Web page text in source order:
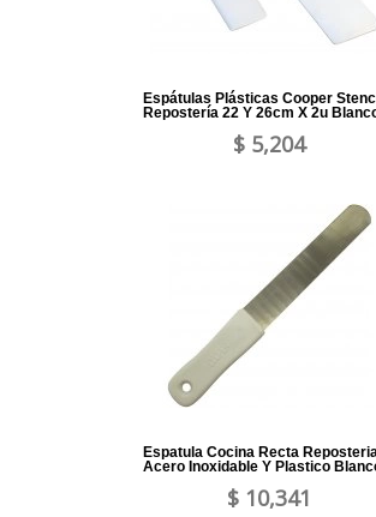
Espátulas Plásticas Cooper
Repostería 22 Y 26cm X 2u
$ 5,204
Espatula Cocina Recta
Acero Inoxidable Y Plastico
$ 10,341